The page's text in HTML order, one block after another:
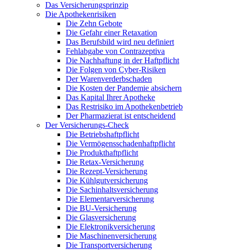
Das Versicherungsprinzip
Die Apothekenrisiken
Die Zehn Gebote
Die Gefahr einer Retaxation
Das Berufsbild wird neu definiert
Fehlabgabe von Contrazeptiva
Die Nachhaftung in der Haftpflicht
Die Folgen von Cyber-Risiken
Der Warenverderbschaden
Die Kosten der Pandemie absichern
Das Kapital Ihrer Apotheke
Das Restrisiko im Apothekenbetrieb
Der Pharmazierat ist entscheidend
Der Versicherungs-Check
Die Betriebshaftpflicht
Die Vermögensschadenhaftpflicht
Die Produkthaftpflicht
Die Retax-Versicherung
Die Rezept-Versicherung
Die Kühlgutversicherung
Die Sachinhaltsversicherung
Die Elementarversicherung
Die BU-Versicherung
Die Glasversicherung
Die Elektronikversicherung
Die Maschinenversicherung
Die Transportversicherung